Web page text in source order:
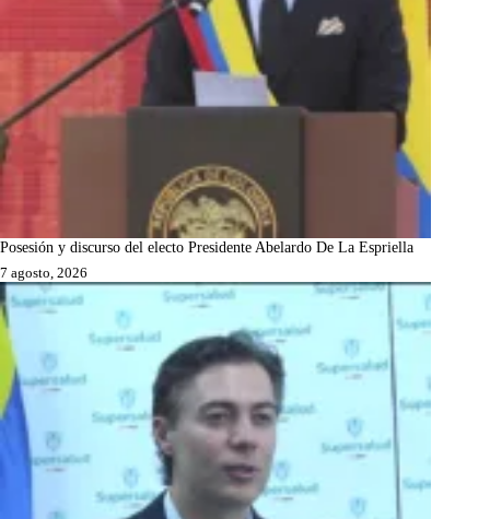
Posesión y discurso del electo Presidente Abelardo De La Espriella
7 agosto, 2026